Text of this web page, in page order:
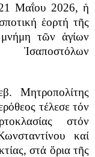
Μαΐου 2026, ἡ
ἑορτή τῆς
τῶν ἁγίων
Ἰσαποστόλων
Μητροπολίτης
τέλεσε τόν
στόν
καί
στά ὅρια τῆς